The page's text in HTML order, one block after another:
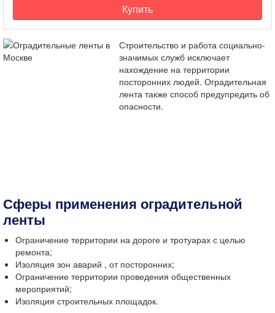
Купить
Строительство и работа социально-
значимых служб исключает
нахождение на территории
посторонних людей. Оградительная
лента также способ предупредить об
опасности.
Сферы применения оградительной
ленты
Ограничение территории на дороге и тротуарах с целью
ремонта;
Изоляция зон аварий , от посторонних;
Ограничение территории проведения общественных
мероприятий;
Изоляция строительных площадок.